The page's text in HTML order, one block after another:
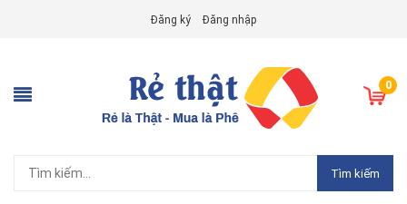
Đăng ký Đăng nhập
0
Tìm kiếm